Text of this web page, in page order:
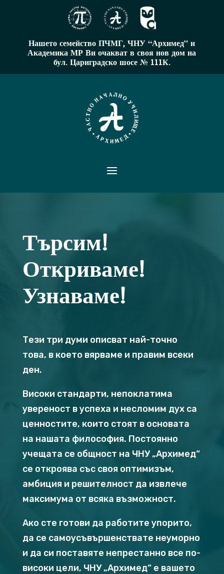
Нашето семейство ПЧМГ, ЧНУ “Архимед” и
Академика МР Ви очакват в своя нов дом на
бул. Цариградско шосе № 111К.
Търсим!
Откриваме!
Узнаваме!
Тези три думи описват най-точно
това, в което вярваме и правим всеки
ден.
Високи стандарти, непоклатима
увереност в успеха и несломим дух са
ценностите, които стоят в основата
на нашата философия. Постоянно
учещата се общност на ЧНУ „Архимед“
се откроява със своя оптимизъм,
амбиция и решителност да извлече
максимума от всяка възможност.
Ако сте готови да работите упорито,
да се самоусъвършенствате неуморно
и да си поставяте непрестанно все по-
високи цели, ЧНУ „Архимед“ е вашето